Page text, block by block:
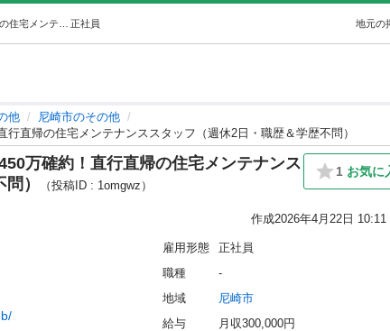
正社員 地元の
他
尼崎市のその他
直帰の住宅メンテナンススタッフ（週休2日・職歴＆学歴不問）
万確約！直行直帰の住宅メンテナンス
）
（投稿ID : 1omgwz）
1 お気に
作成2026年4月22日 10:11
雇用形態
正社員
職種
-
地域
尼崎市
給与
月収300,000円